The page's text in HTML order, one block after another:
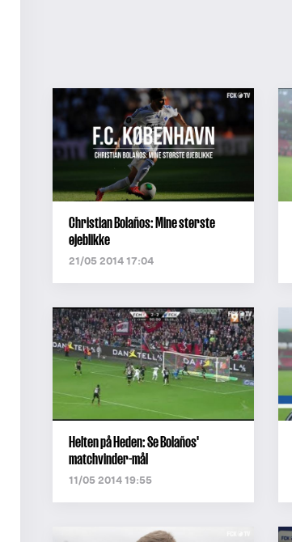
Christian Bolaños: Mine største
øjeblikke
21/05 2014 17:04
Helten på Heden: Se Bolaños'
matchvinder-mål
11/05 2014 19:55